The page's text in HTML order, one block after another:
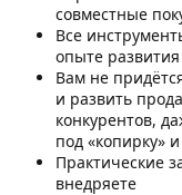
совместные
Все
опыте
Вам не
и развить
конкурентов,
под «копирку»
Практические
внедряете